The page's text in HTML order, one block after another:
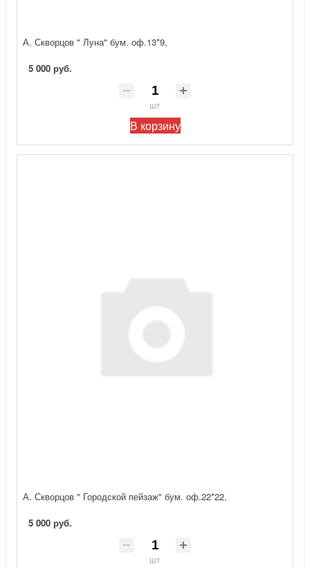
А. Скворцов " Луна" бум. оф.13*9,
5 000 руб.
шт
В корзину
А. Скворцов " Городской пейзаж" бум. оф.22*22,
5 000 руб.
шт